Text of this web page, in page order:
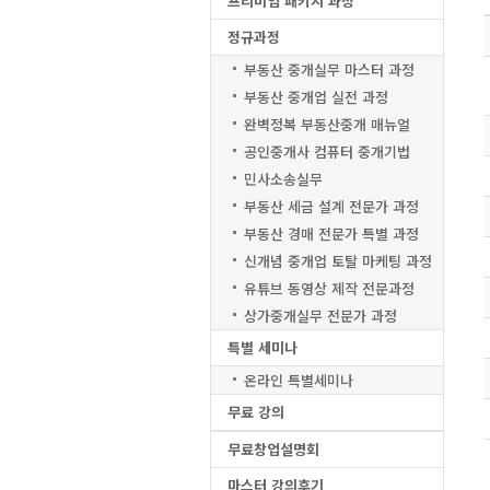
정규과정
부동산 중개실무 마스터 과정
부동산 중개업 실전 과정
완벽정복 부동산중개 매뉴얼
공인중개사 컴퓨터 중개기법
민사소송실무
부동산 세금 설계 전문가 과정
부동산 경매 전문가 특별 과정
신개념 중개업 토탈 마케팅 과정
유튜브 동영상 제작 전문과정
상가중개실무 전문가 과정
특별 세미나
온라인 특별세미나
무료 강의
무료창업설명회
마스터 강의후기